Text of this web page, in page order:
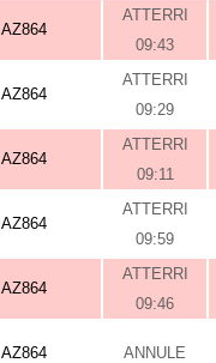
AZ864
ATTERRI
09:43
AZ864
ATTERRI
09:29
AZ864
ATTERRI
09:11
AZ864
ATTERRI
09:59
AZ864
ATTERRI
09:46
AZ864 ANNULE